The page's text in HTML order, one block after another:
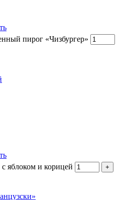
пирог «Чизбургер»
яблоком и корицей
+